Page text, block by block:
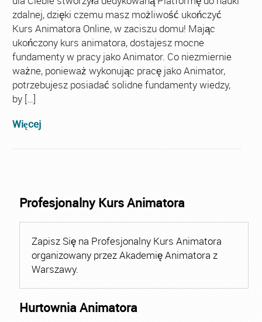
zdalnej, dzięki czemu masz możliwość ukończyć
Kurs Animatora Online, w zaciszu domu! Mając
ukończony kurs animatora, dostajesz mocne
fundamenty w pracy jako Animator. Co niezmiernie
ważne, ponieważ wykonując pracę jako Animator,
potrzebujesz posiadać solidne fundamenty wiedzy,
by […]
Więcej
Profesjonalny Kurs Animatora
Zapisz Się na Profesjonalny Kurs Animatora
organizowany przez Akademię Animatora z
Warszawy.
Hurtownia Animatora